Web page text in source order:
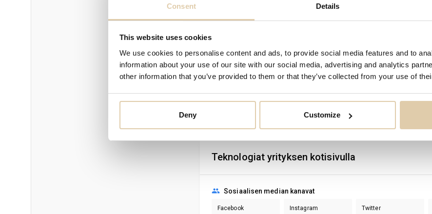
Consent Details
This website uses cookies
We use cookies to personalise content and ads, to provide social media features and to
information about your use of our site with our social media, advertising and analytics
other information that you’ve provided to them or that they’ve collected from your use of
Deny Customize
Päätöksentekijät
Hanne Mäkinen Hallitus: varajäsen
Päävastuullinen
Teknologiat yrityksen kotisivulla
Sosiaalisen median kanavat
Facebook Instagram Twitter